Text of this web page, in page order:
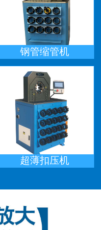
钢管缩管机
超薄扣压机